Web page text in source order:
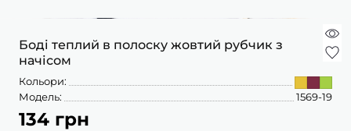
Боді теплий в полоску жовтий рубчик з
начісом
Кольори:
Модель:
1569-19
134 грн